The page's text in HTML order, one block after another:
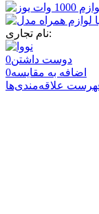
نام تجاری:
دوست داشتن0
اضافه به مقایسه0
علاقه‌مندی‌ها